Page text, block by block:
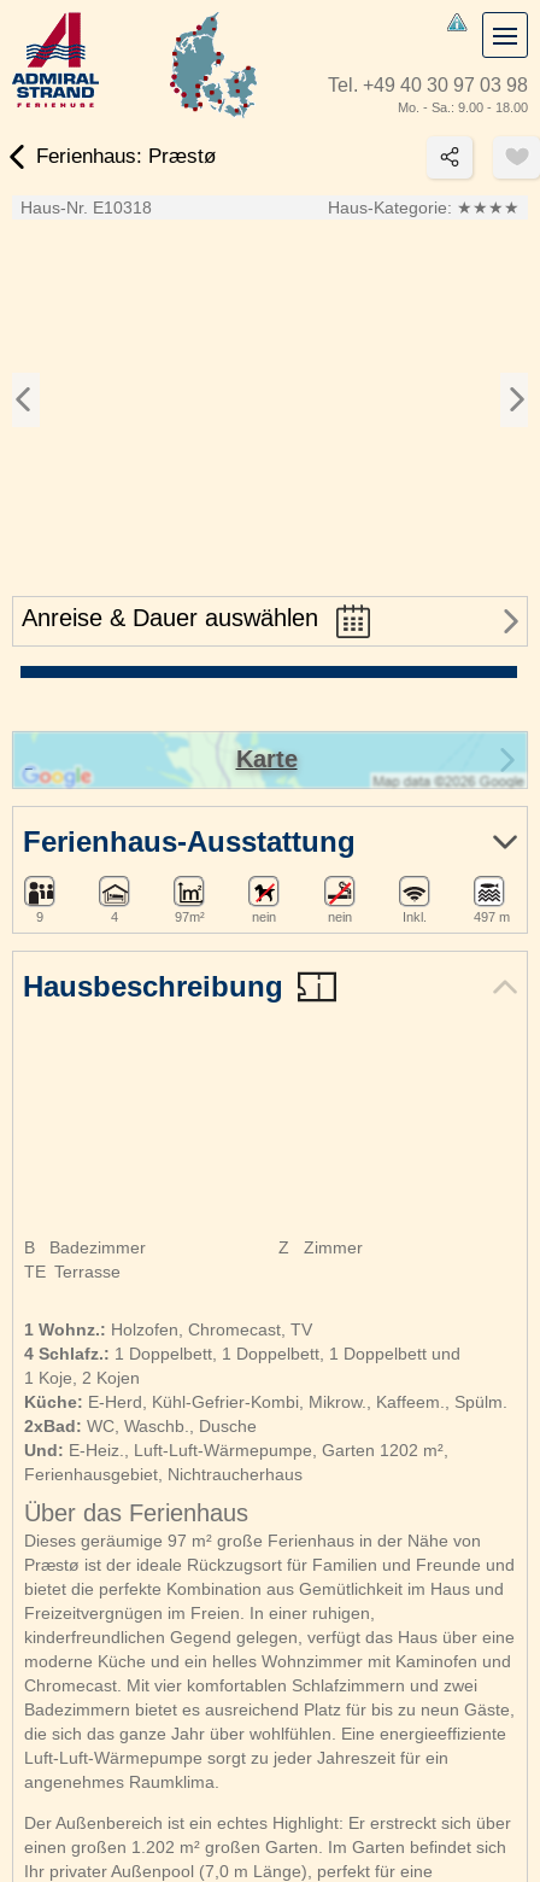
Tel. +49 40 30 97 03 98
Mo. - Sa.: 9.00 - 18.00
Ferienhaus: Præstø
Haus-Nr. E10318 Haus-Kategorie: ★★★★
Anreise & Dauer auswählen
Hausbeschreibung
B
Badezimmer
TE Terrasse
Z Zimmer
1 Wohnz.: Holzofen, Chromecast, TV
4 Schlafz.: 1 Doppelbett, 1 Doppelbett, 1 Doppelbett und
1 Koje, 2 Kojen
Küche: E-Herd, Kühl-Gefrier-Kombi, Mikrow., Kaffeem., Spülm.
2xBad: WC, Waschb., Dusche
Und: E-Heiz., Luft-Luft-Wärmepumpe, Garten 1202 m²,
Ferienhausgebiet, Nichtraucherhaus
Über das Ferienhaus
Dieses geräumige 97 m² große Ferienhaus in der Nähe von
Præstø ist der ideale Rückzugsort für Familien und Freunde und
bietet die perfekte Kombination aus Gemütlichkeit im Haus und
Freizeitvergnügen im Freien. In einer ruhigen,
kinderfreundlichen Gegend gelegen, verfügt das Haus über eine
moderne Küche und ein helles Wohnzimmer mit Kaminofen und
Chromecast. Mit vier komfortablen Schlafzimmern und zwei
Badezimmern bietet es ausreichend Platz für bis zu neun Gäste,
die sich das ganze Jahr über wohlfühlen. Eine energieeffiziente
Luft-Luft-Wärmepumpe sorgt zu jeder Jahreszeit für ein
angenehmes Raumklima.
Der Außenbereich ist ein echtes Highlight: Er erstreckt sich über
einen großen 1.202 m² großen Garten. Im Garten befindet sich
Ihr privater Außenpool (7,0 m Länge), perfekt für eine
Ferienhaus-Ausstattung
9 4 97m² nein nein Inkl. 497 m
Karte